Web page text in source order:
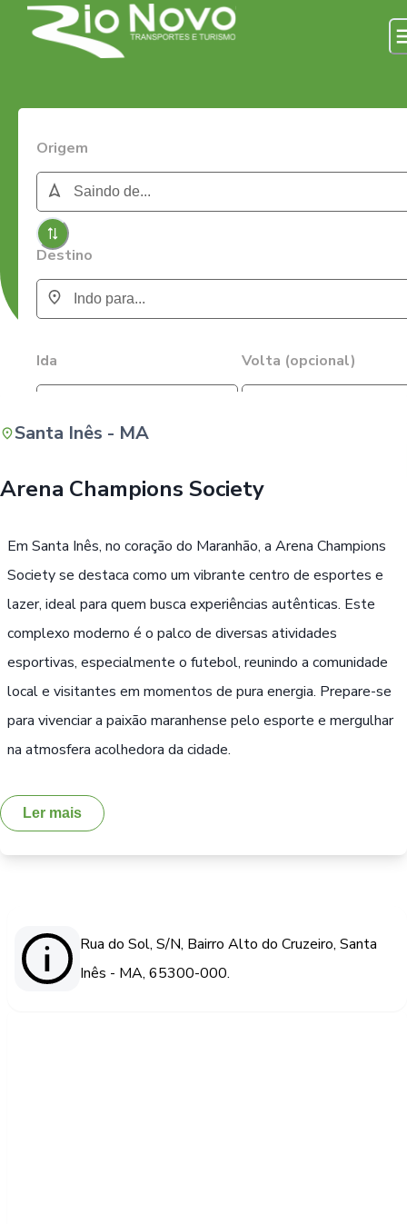
Origem
Destino
Ida Volta (opcional)
Santa Inês - MA
Arena Champions Society
Em Santa Inês, no coração do Maranhão, a Arena Champions
Society se destaca como um vibrante centro de esportes e
lazer, ideal para quem busca experiências autênticas. Este
complexo moderno é o palco de diversas atividades
esportivas, especialmente o futebol, reunindo a comunidade
local e visitantes em momentos de pura energia. Prepare-se
para vivenciar a paixão maranhense pelo esporte e mergulhar
na atmosfera acolhedora da cidade.
Ler mais
Rua do Sol, S/N, Bairro Alto do Cruzeiro, Santa
Inês - MA, 65300-000.